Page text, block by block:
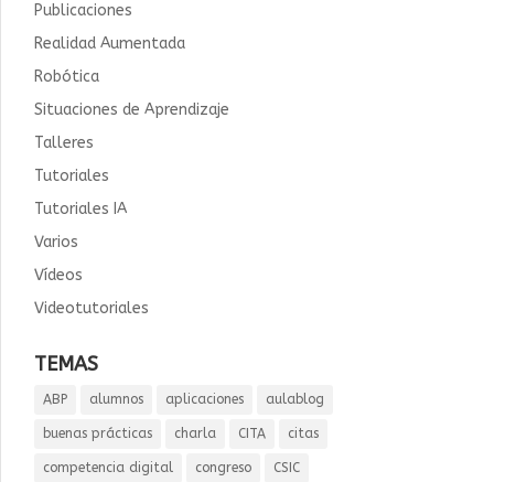
Publicaciones
Realidad Aumentada
Robótica
Situaciones de Aprendizaje
Talleres
Tutoriales
Tutoriales IA
Varios
Vídeos
Videotutoriales
TEMAS
ABP alumnos aplicaciones aulablog
buenas prácticas charla CITA citas
competencia digital congreso CSIC